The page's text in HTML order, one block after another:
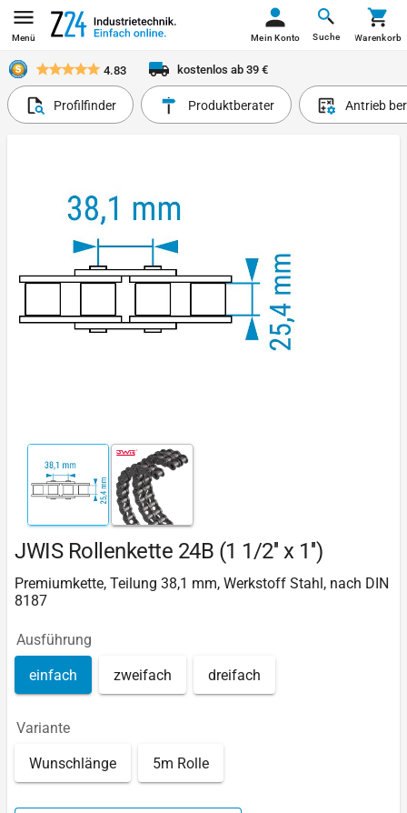
Menü Suche
Mein Konto Warenkorb
4.83 kostenlos ab 39 €
Profilfinder Produktberater Antrieb
JWIS Rollenkette 24B (1 1/2'' x 1'')
Premiumkette, Teilung 38,1 mm, Werkstoff Stahl, nach DIN
8187
Ausführung
einfach zweifach dreifach
Variante
Wunschlänge 5m Rolle